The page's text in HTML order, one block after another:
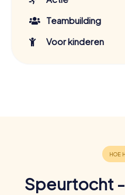
Teambuilding
Voor kinderen
Speurtocht